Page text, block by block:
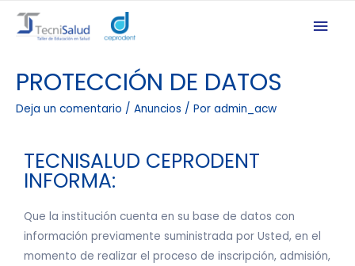
PROTECCIÓN DE DATOS
Deja un comentario / Anuncios / Por admin_acw
TECNISALUD CEPRODENT
INFORMA:
Que la institución cuenta en su base de datos con
información previamente suministrada por Usted, en el
momento de realizar el proceso de inscripción, admisión,